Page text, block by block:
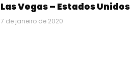
Las Vegas – Estados Unidos
7 de janeiro de 2020